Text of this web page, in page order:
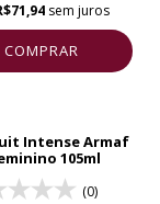
sem juros
COMPRAR
Intense Armaf
105ml
(0)